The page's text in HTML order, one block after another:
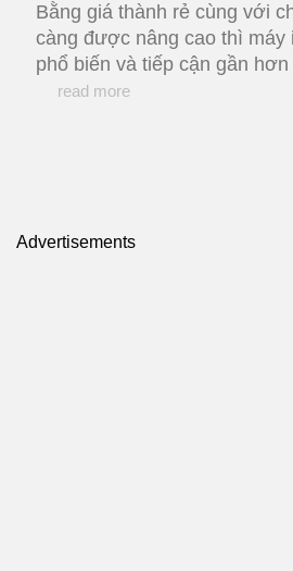
Bằng giá thành rẻ cùng với
càng được nâng cao thì máy
phổ biến và tiếp cận gần
read more
Advertisements